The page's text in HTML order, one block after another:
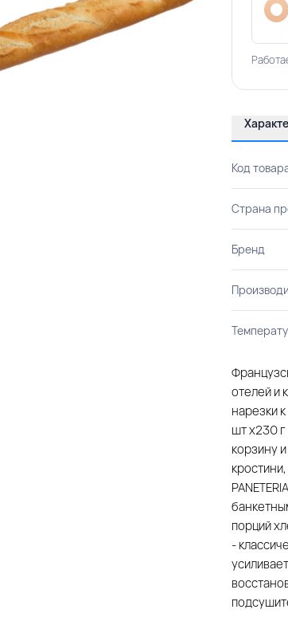
Код
Страна
Бренд
отелей и
нарезки
шт х230
корзину
порций
-